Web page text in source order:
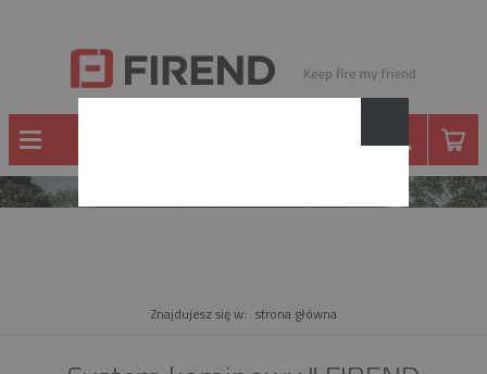
Znajdujesz się w: strona główna